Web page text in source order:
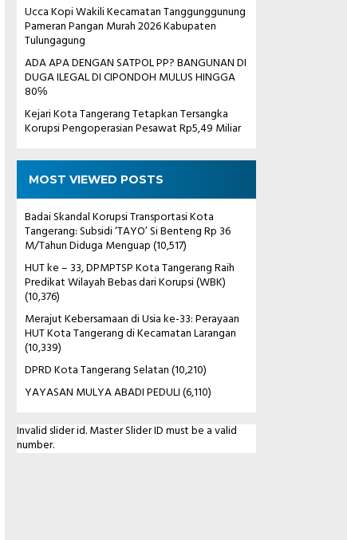
Ucca Kopi Wakili Kecamatan Tanggunggunung
Pameran Pangan Murah 2026 Kabupaten
Tulungagung
ADA APA DENGAN SATPOL PP? BANGUNAN DI
DUGA ILEGAL DI CIPONDOH MULUS HINGGA
80℅
Kejari Kota Tangerang Tetapkan Tersangka
Korupsi Pengoperasian Pesawat Rp5,49 Miliar
MOST VIEWED POSTS
Badai Skandal Korupsi Transportasi Kota
Tangerang: Subsidi ‘TAYO’ Si Benteng Rp 36
M/Tahun Diduga Menguap(10,517)
HUT ke – 33, DPMPTSP Kota Tangerang Raih
Predikat Wilayah Bebas dari Korupsi (WBK)
(10,376)
Merajut Kebersamaan di Usia ke-33: Perayaan
HUT Kota Tangerang di Kecamatan Larangan
(10,339)
DPRD Kota Tangerang Selatan(10,210)
YAYASAN MULYA ABADI PEDULI(6,110)
Invalid slider id. Master Slider ID must be a valid
number.